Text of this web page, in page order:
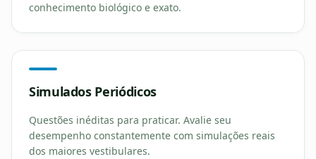
conhecimento biológico e exato.
Simulados Periódicos
Questões inéditas para praticar. Avalie seu
desempenho constantemente com simulações reais
dos maiores vestibulares.